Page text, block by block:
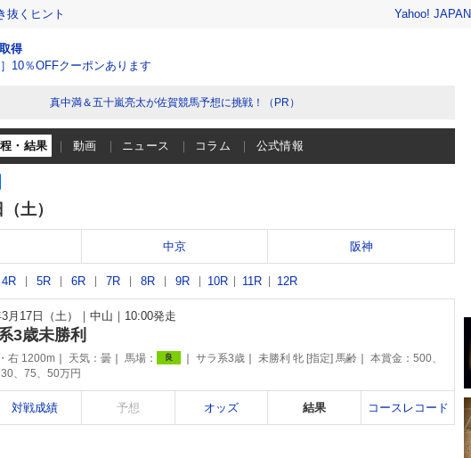
くヒント Yahoo! JAPAN
得
］10％OFFクーポンあります
真中満＆五十嵐亮太が佐賀競馬予想に挑戦！（PR）
・結果 動画 ニュース コラム 公式情報
土）
中京 阪神
4R 5R 6R 7R 8R 9R 10R 11R 12R
月17日（土） 中山 10:00発走
3歳未勝利
右 1200m 天気： 曇 馬場： 良 サラ系3歳 未勝利 牝 [指定] 馬齢
本賞金：500、
、75、50万円
対戦成績 予想 オッズ 結果 コースレコード